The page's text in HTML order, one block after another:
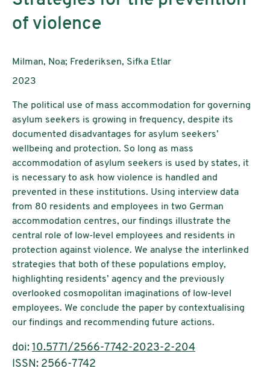
of violence
AutorInnen:
Milman, Noa; Frederiksen, Sifka Etlar
Publikationsjahr:
2023
The political use of mass accommodation for governing
asylum seekers is growing in frequency, despite its
documented disadvantages for asylum seekers’
wellbeing and protection. So long as mass
accommodation of asylum seekers is used by states, it
is necessary to ask how violence is handled and
prevented in these institutions. Using interview data
from 80 residents and employees in two German
accommodation centres, our findings illustrate the
central role of low-level employees and residents in
protection against violence. We analyse the interlinked
strategies that both of these populations employ,
highlighting residents’ agency and the previously
overlooked cosmopolitan imaginations of low-level
employees. We conclude the paper by contextualising
our findings and recommending future actions.
doi: 10.5771/2566-7742-2023-2-204
ISSN: 2566-7742